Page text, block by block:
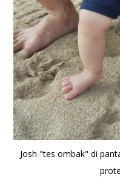
Josh "tes ombak" di